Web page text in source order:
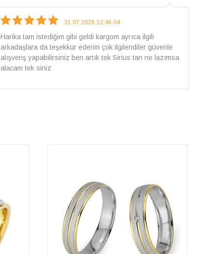
18.07.2026 12:38:01
Pirlantami teslim alana kadar tüm surecte bilgilendirildim,
güvenli bir alisveris oldu benim icin ve paketleme özenle
yapilmisti sorunsuz bir sekilde pirlantami takiyorum. Yeni
alisveris adresim artik belli.🤩 Tesekkurler Sirius